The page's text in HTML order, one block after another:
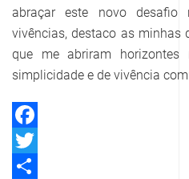
abraçar este novo
vivências, destaco as minhas
que me abriram horizontes
simplicidade e de vivência
Facebook
Twitter